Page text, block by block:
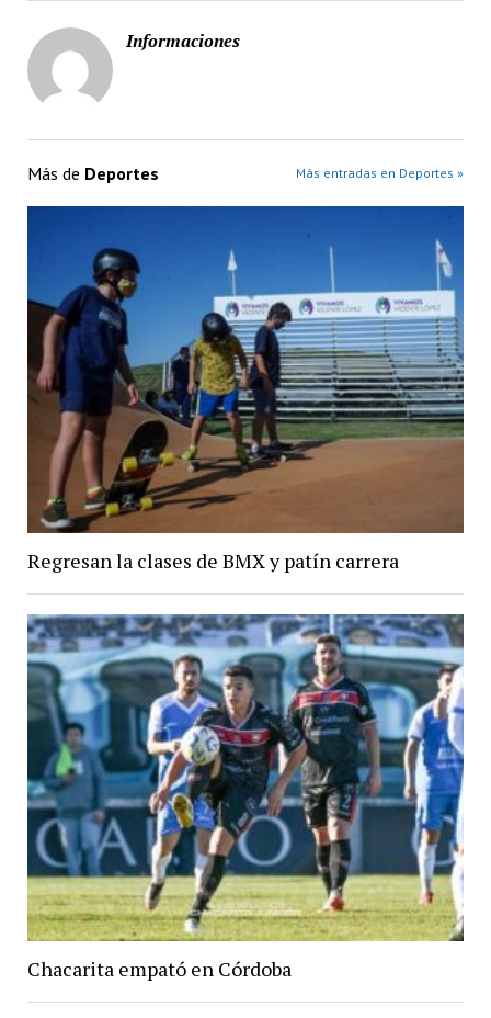
Informaciones
Más de Deportes Más entradas en Deportes »
Regresan la clases de BMX y patín carrera
Chacarita empató en Córdoba